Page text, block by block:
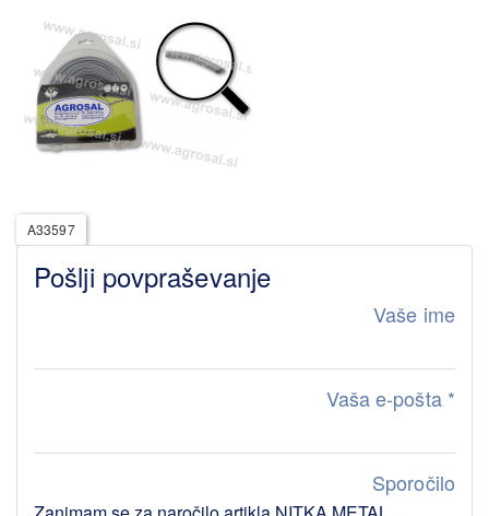
A33597
Pošlji povpraševanje
Vaše ime
Vaša e-pošta *
Sporočilo